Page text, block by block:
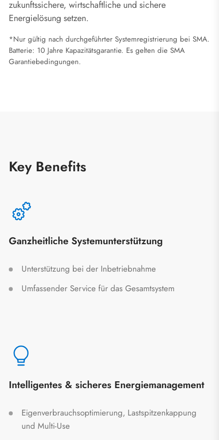
zukunftssichere, wirtschaftliche und sichere
Energielösung setzen.
*Nur gültig nach durchgeführter Systemregistrierung bei SMA.
Batterie: 10 Jahre Kapazitätsgarantie. Es gelten die SMA
Garantiebedingungen.
Key Benefits
Ganzheitliche Systemunterstützung
Unterstützung bei der Inbetriebnahme
Umfassender Service für das Gesamtsystem
Intelligentes & sicheres Energiemanagement
Eigenverbrauchsoptimierung, Lastspitzenkappung
und Multi-Use